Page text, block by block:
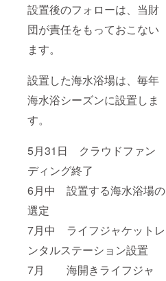
設置後のフォローは、当財
団が責任をもっておこない
ます。
設置した海水浴場は、毎年
海水浴シーズンに設置しま
す。
5月31日 クラウドファン
ディング終了
6月中 設置する海水浴場の
選定
7月中 ライフジャケットレ
ンタルステーション設置
7月 海開きライフジャ